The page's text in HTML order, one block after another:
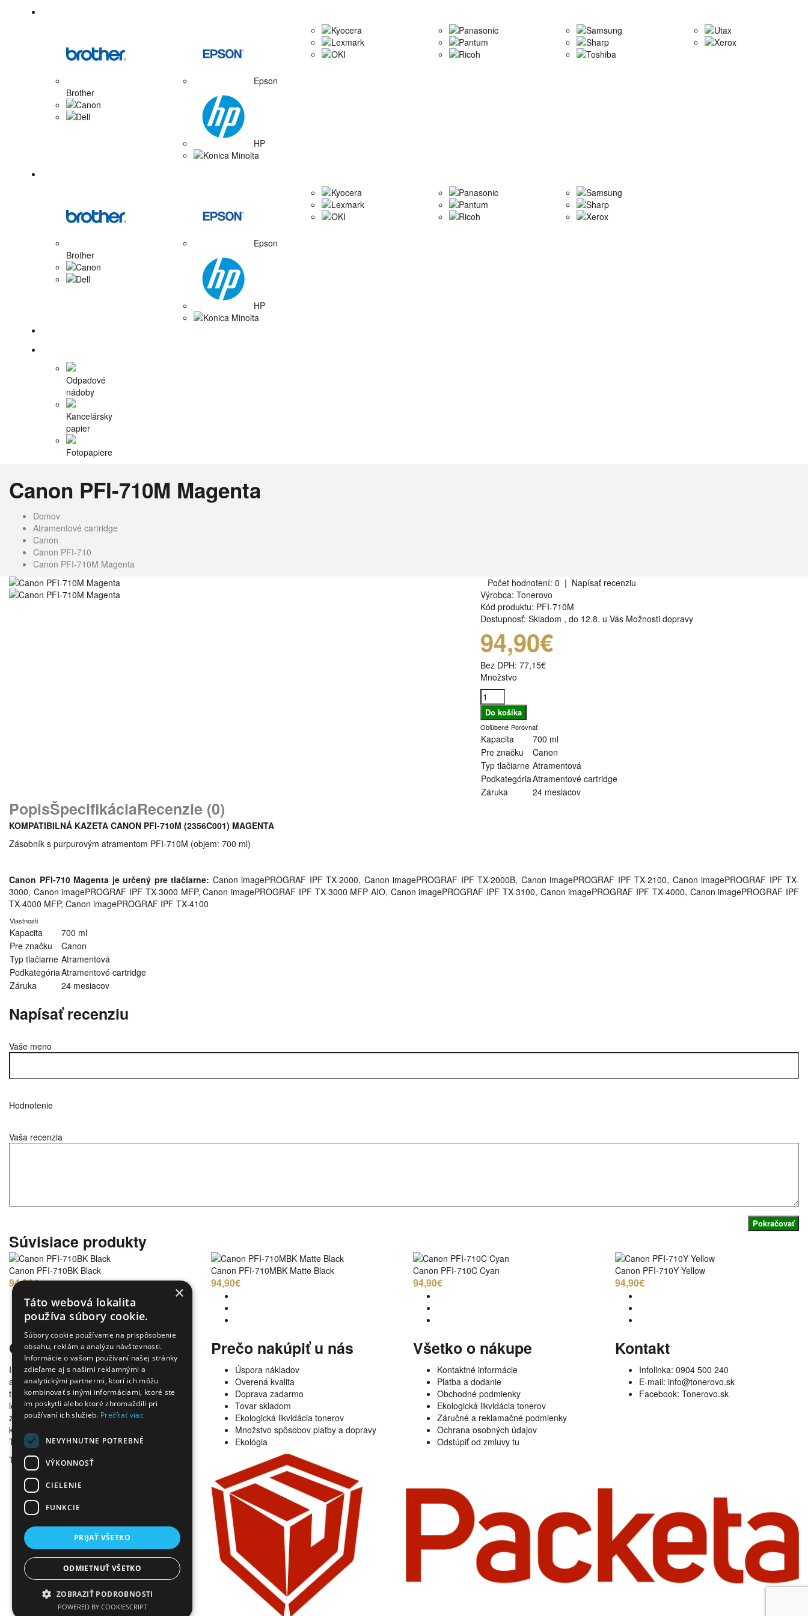
Brother
Canon
Dell
Epson
HP
Konica Minolta
Kyocera
Lexmark
OKI
Panasonic
Pantum
Ricoh
Samsung
Sharp
Toshiba
Utax
Xerox
Brother
Canon
Dell
Epson
HP
Konica Minolta
Kyocera
Lexmark
OKI
Panasonic
Pantum
Ricoh
Samsung
Sharp
Xerox
Odpadové
nádoby
Kancelársky
papier
Fotopapiere
Canon PFI-710M Magenta
Domov
Atramentové cartridge
Canon
Canon PFI-710
Canon PFI-710M Magenta
Počet hodnotení: 0 | Napísať recenziu
Výrobca: Tonerovo
Kód produktu: PFI-710M
Dostupnosť: Skladom , do 12.8. u Vás Možnosti dopravy
94,90€
Bez DPH: 77,15€
Množstvo
Obľúbené Porovnať
Kapacita
700 ml
Pre značku
Canon
Typ tlačiarne Atramentová
PodkategóriaAtramentové cartridge
Záruka
24 mesiacov
PopisŠpecifikáciaRecenzie (0)
KOMPATIBILNÁ KAZETA CANON PFI-710M (2356C001) MAGENTA
Zásobník s purpurovým atramentom PFI-710M (objem: 700 ml)
Canon PFI-710 Magenta je určený pre tlačiarne: Canon imagePROGRAF IPF TX-2000, Canon imagePROGRAF IPF TX-2000B, Canon imagePROGRAF IPF TX-2100, Canon imagePROGRAF IPF TX-
3000, Canon imagePROGRAF IPF TX-3000 MFP, Canon imagePROGRAF IPF TX-3000 MFP AIO, Canon imagePROGRAF IPF TX-3100, Canon imagePROGRAF IPF TX-4000, Canon imagePROGRAF IPF
TX-4000 MFP, Canon imagePROGRAF IPF TX-4100
Vlastnosti
Kapacita
700 ml
Pre značku
Canon
Typ tlačiarne Atramentová
PodkategóriaAtramentové cartridge
Záruka
24 mesiacov
Napísať recenziu
Vaše meno
Hodnotenie
Vaša recenzia
Pokračovať
Súvisiace produkty
Canon PFI-710BK Black
94,90€
Canon PFI-710MBK Matte Black
94,90€
Canon PFI-710C Cyan
94,90€
Canon PFI-710Y Yellow
94,90€
O nás
Internetový obchod ponúka širokú paletu
alternatívneho spotrebného materiálu pre
tlačiarne, kopírky a faxy. V našej ponuke nájdete
len alternatívne kazety všetkých dostupných
značiek spĺňajúce tie najvyššie požiadavky na
kvalitu s garanciou bezproblémovosti tlače.
Tovar doručujeme bez zdržania.
Prečo nakúpiť u nás
Úspora nákladov
Overená kvalita
Doprava zadarmo
Tovar skladom
Ekologická likvidácia tonerov
Množstvo spôsobov platby a dopravy
Ekológia
Všetko o nákupe
Kontaktné informácie
Platba a dodanie
Obchodné podmienky
Ekologická likvidácia tonerov
Záručné a reklamačné podmienky
Ochrana osobných údajov
Odstúpiť od zmluvy tu
Kontakt
Infolinka: 0904 500 240
E-mail: info@tonerovo.sk
Facebook: Tonerovo.sk
Tonerovo.sk © 2026
×
Táto webová lokalita
používa súbory cookie.
Súbory cookie používame na prispôsobenie
obsahu, reklám a analýzu návštevnosti.
Informácie o vašom používaní našej stránky
zdieľame aj s našimi reklamnými a
analytickými partnermi, ktorí ich môžu
kombinovať s inými informáciami, ktoré ste
im poskytli alebo ktoré zhromaždili pri
používaní ich služieb. Prečítať viac
NEVYHNUTNE POTREBNÉ
VÝKONNOSŤ
CIELENIE
FUNKCIE
PRIJAŤ VŠETKO
ODMIETNUŤ VŠETKO
ZOBRAZIŤ PODROBNOSTI
POWERED BY COOKIESCRIPT